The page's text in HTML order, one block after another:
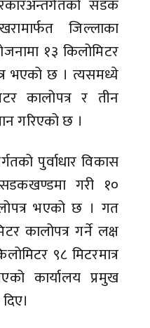
सडक
जिल्लाका
१३ किलोमिटर
भएको छ । त्यसमध्ये
कालोपत्र र तीन
गरिएको छ ।
पुर्वाधार विकास
सडकखण्डमा गरी १०
भएको छ । गत
कालोपत्र गर्ने लक्ष
९८ मिटरमात्र
कार्यालय प्रमुख